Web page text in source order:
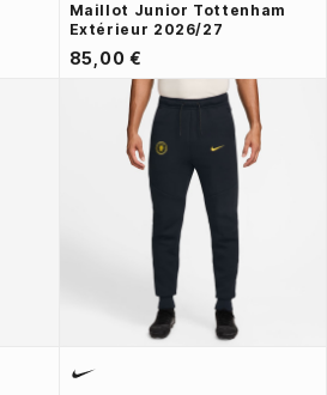
Maillot Junior Tottenham
Extérieur 2026/27
85,00 €